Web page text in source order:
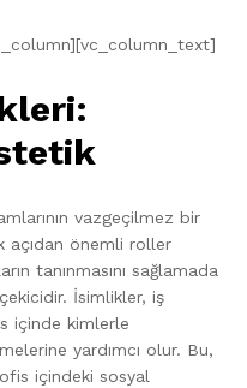
vazgeçilmez bir
açıdan önemli roller
tanınmasını sağlamada
İsimlikler, iş
içinde kimlerle
yardımcı olur. Bu,
içindeki sosyal